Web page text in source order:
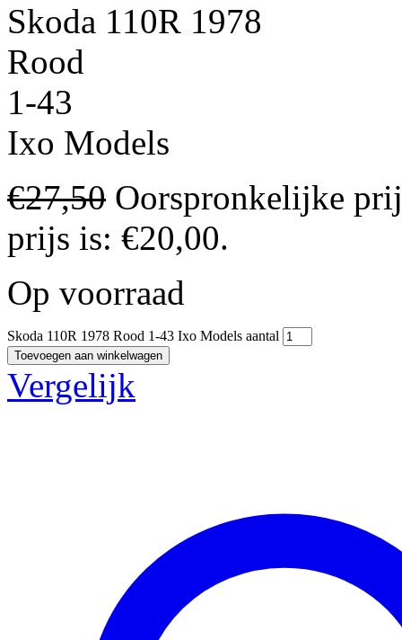
Skoda 110R 1978
Rood
1-43
Ixo Models
€27,50 Oorspronkelijke
prijs is: €20,00.
Op voorraad
Skoda 110R 1978 Rood 1-43 Ixo Models aantal
Toevoegen aan winkelwagen
Vergelijk